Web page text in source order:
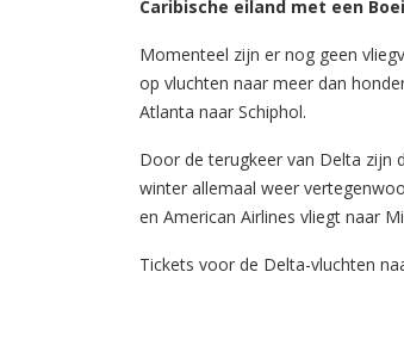
Caribische eiland met een
Momenteel zijn er nog geen
op vluchten naar meer dan
Atlanta naar Schiphol.
Door de terugkeer van Delta zijn
winter allemaal weer
en American Airlines vliegt naar
Tickets voor de Delta-vluchten